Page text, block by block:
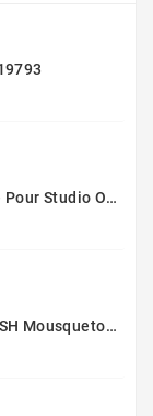
K&M 23850 Bras Articulé Pour Studio Ou Radio
Cordon Confort Sax -S10SH Mousqueton - Adultes